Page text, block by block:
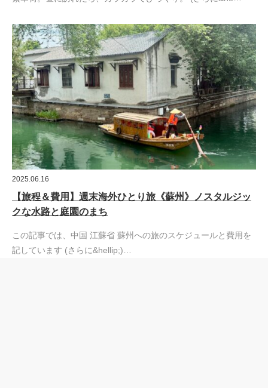
2025.06.16
【旅程＆費用】週末海外ひとり旅《蘇州》ノスタルジッ
クな水路と庭園のまち
この記事では、中国 江蘇省 蘇州への旅のスケジュールと費用を
記しています (さらに&hellip;)…